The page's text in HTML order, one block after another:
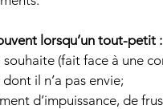
lorsqu’un tout-petit :
souhaite (fait face à une
il n’a pas envie;
d’impuissance, de